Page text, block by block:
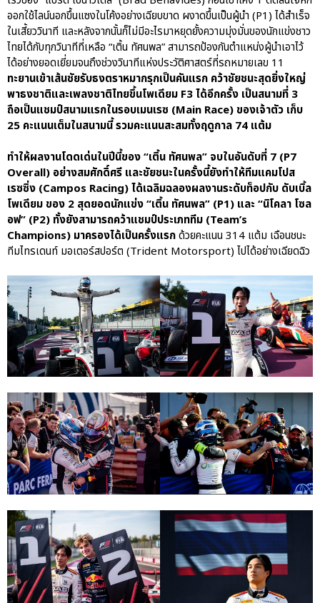
ออกใช้ไลน์นอกขึ้นแซงในโค้งอย่างเฉียบขาด​ ผงาดขึ้นเป็นผู้นำ ​(P1) ​ได้สำเร็จ
ในเสี้ยววินาที และหลังจากนั้นก็ไม่มีอะไรมาหยุดยั้งความมุ่งมั่นของนักแข่งชาว
ไทยได้​กับทุกวินาทีที่เหลือ​​​ “เติ้น ทัศนพล”​ สามารถป้องกันตำแหน่งผู้นำเอาไว้
ได้อย่างยอดเยี่ยมจนถึงช่วงวินาทีแห่งประวัติศาสตร์ที่รถหมายเลข 11
ทะยานเข้าเส้นชัยรับธงตราหมากรุกเป็นคันแรก คว้าชัยชนะสุดยิ่งใหญ่
พาธงชาติและเพลงชาติไทยขึ้นโพเดียม F3 ได้อีกครั้ง​ เป็นสนามที่ 3
ถือเป็นแชมป์สนามแรกในรอบเมนเรซ (Main Race) ของเจ้าตัว เก็บ
25 คะแนนเต็มในสนามนี้ รวมคะแนนสะสมทั้งฤดูกาล 74 แต้ม
ทำให้ผลงานโดดเด่นในปีนี้ของ “เติ้น ทัศนพล” จบในอันดับที่ 7 (P7
Overall) อย่างสมศักดิ์ศรี และชัยชนะในครั้งนี้ยังทำให้ทีมแคมโปส
เรซซิ่ง (Campos Racing) ได้เฉลิมฉลองผลงานระดับท็อปกับ ดับเบิ้ล
โพเดียม ของ 2 สุดยอดนักแข่ง “เติ้น ทัศนพล” (P1) และ “นิโคลา โซล
อฟ” (P2) ทั้งยังสามารถคว้าแชมป์ประเภททีม (Team’s
Champions) มาครองได้เป็นครั้งแรกด้วยคะแนน 314 แต้ม เฉือนชนะ
ทีมไทรเดนท์ มอเตอร์สปอร์ต (Trident Motorsport) ไปได้อย่างเฉียดฉิว